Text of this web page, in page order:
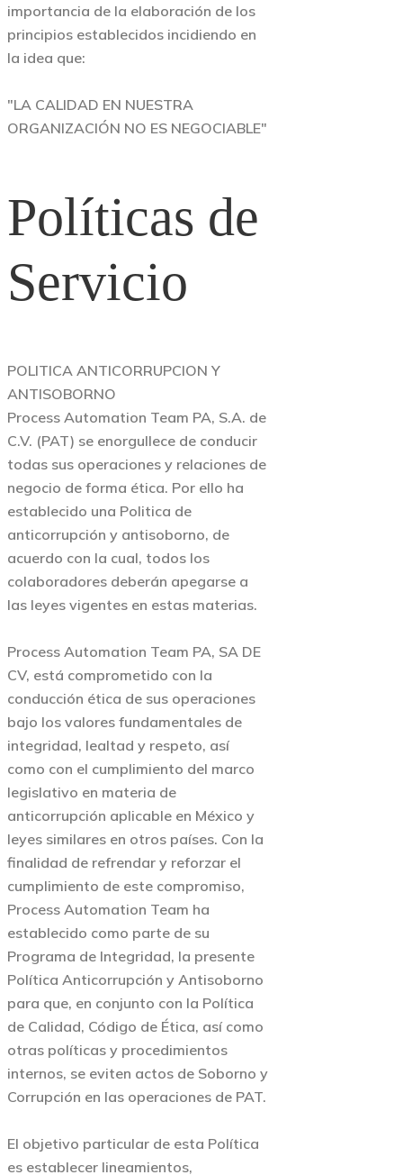
importancia de la elaboración de los
principios establecidos incidiendo en
la idea que:
"LA CALIDAD EN NUESTRA
ORGANIZACIÓN NO ES NEGOCIABLE"
Políticas de
Servicio
POLITICA ANTICORRUPCION Y
ANTISOBORNO
Process Automation Team PA, S.A. de
C.V. (PAT) se enorgullece de conducir
todas sus operaciones y relaciones de
negocio de forma ética. Por ello ha
establecido una Politica de
anticorrupción y antisoborno, de
acuerdo con la cual, todos los
colaboradores deberán apegarse a
las leyes vigentes en estas materias.
Process Automation Team PA, SA DE
CV, está comprometido con la
conducción ética de sus operaciones
bajo los valores fundamentales de
integridad, lealtad y respeto, así
como con el cumplimiento del marco
legislativo en materia de
anticorrupción aplicable en México y
leyes similares en otros países. Con la
finalidad de refrendar y reforzar el
cumplimiento de este compromiso,
Process Automation Team ha
establecido como parte de su
Programa de Integridad, la presente
Política Anticorrupción y Antisoborno
para que, en conjunto con la Política
de Calidad, Código de Ética, así como
otras políticas y procedimientos
internos, se eviten actos de Soborno y
Corrupción en las operaciones de PAT.
El objetivo particular de esta Política
es establecer lineamientos,